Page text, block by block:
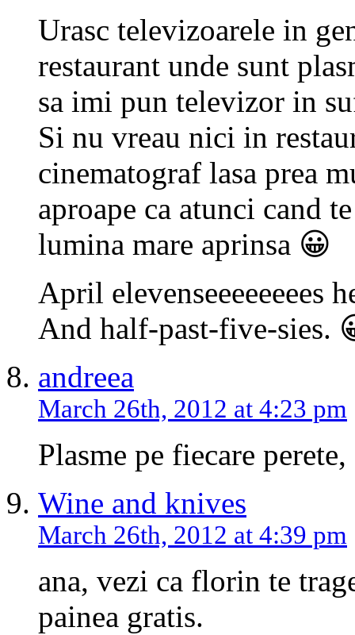
Urasc televizoarele in
restaurant unde sunt
sa imi pun televizor in
Si nu vreau nici in
cinematograf lasa prea
aproape ca atunci cand
lumina mare aprinsa 😀
April elevenseeeeeeees
And half-past-five-sies.
andreea
March 26th, 2012 at 4:23 pm
Plasme pe fiecare
Wine and knives
March 26th, 2012 at 4:39 pm
ana, vezi ca florin te
painea gratis.